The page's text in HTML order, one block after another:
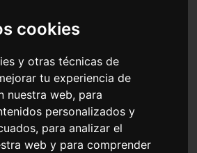
cookies
y otras técnicas de
tu experiencia de
nuestra web, para
personalizados y
para analizar el
web y para comprender